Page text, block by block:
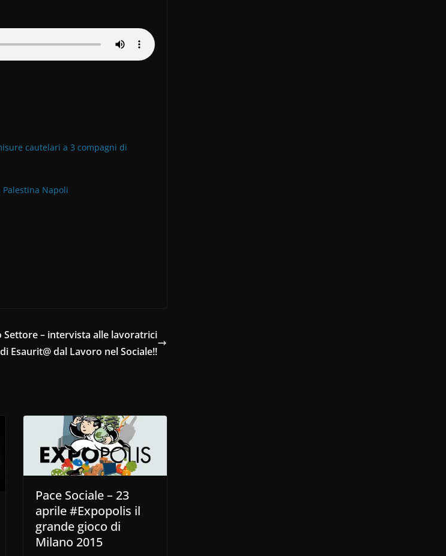
cautelari a 3 compagni di
Napoli
Settore – intervista alle lavoratrici
di Esaurit@ dal Lavoro nel Sociale!!
Pace Sociale – 23
aprile #Expopolis il
grande gioco di
Milano 2015